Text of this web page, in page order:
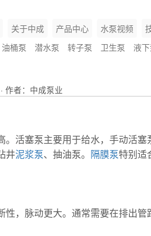
关于中成 产品中心 水泵视频
油桶泵 潜水泵 转子泵 卫生泵 液
作者：中成泵业
活塞泵主要用于给水，手动活塞
井泥浆泵、抽油泵。 隔膜泵特别适
脉动更大。通常需要在排出管